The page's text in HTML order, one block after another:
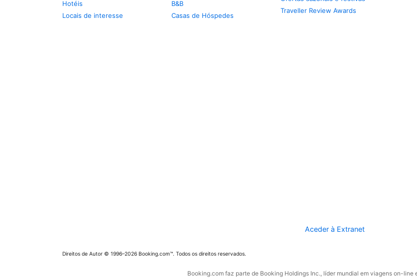
Hotéis
Locais de interesse
B&B
Casas de Hóspedes
Traveller Review Awards
Aceder à Extranet
Direitos de Autor © 1996–2026 Booking.com™. Todos os direitos reservados.
Booking.com faz parte de Booking Holdings Inc., líder mundial em viagens on-line